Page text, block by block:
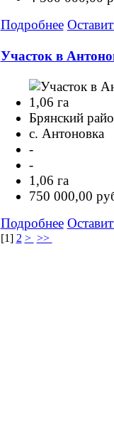
Подробнее
Участок в
Брянский
с. Антоновка
-
-
1,06 га
750 000,00
Подробнее
[1] 2 > >>